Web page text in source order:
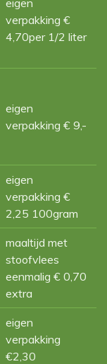
verpakking €
4,70per 1/2 liter
eigen
verpakking € 9,-
eigen
verpakking €
2,25 100gram
maaltijd met
stoofvlees
eenmalig € 0,70
extra
eigen
verpakking
€2,30